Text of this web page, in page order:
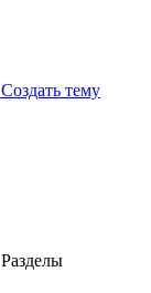
Создать тему
Разделы